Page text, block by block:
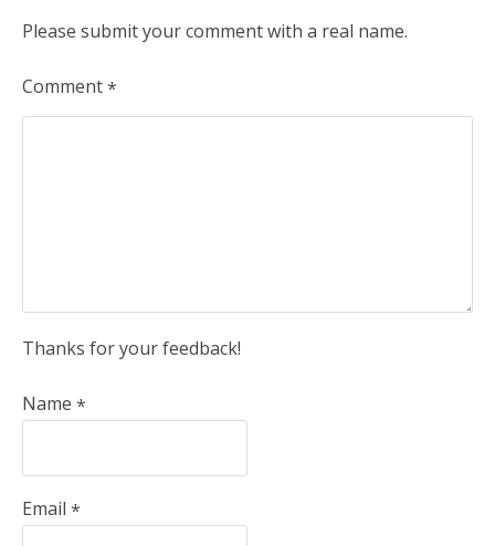
Please submit your comment with a real name.
Comment*
Thanks for your feedback!
Name *
Email *